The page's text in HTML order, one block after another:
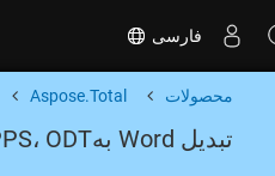
فارسی
محصولات Aspose.Total